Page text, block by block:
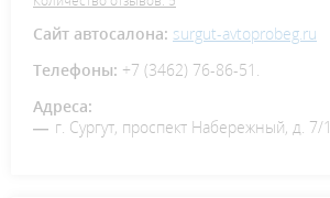
Сайт автосалона: surgut-avtoprobeg.ru
Телефоны: +7 (3462) 76-86-51.
Адреса:
г. Сургут, проспект Набережный, д. 7/1